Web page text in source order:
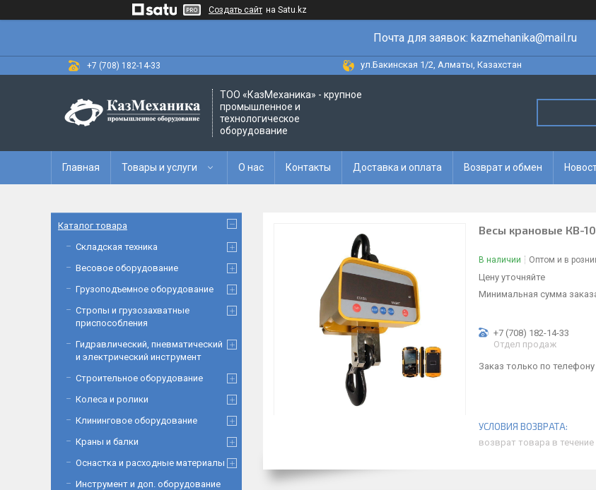
Создать сайт на Satu.kz
Почта для заявок: kazmehanika@mail.ru
+7 (708) 182-14-33 ул.Бакинская 1/2, Алматы, Казахстан
ТОО «‎КазМеханика» - крупное
промышленное и
технологическое
оборудование
Главная Товары и услуги О нас Контакты Доставка и оплата Возврат и обмен
Весы крановые КВ-
В наличии Оптом и в
Цену уточняйте
Минимальная сумма
+7 (708) 182-14-33
Отдел продаж
Заказ только по телефону
возврат товара в течение
Каталог товара
Складская техника
Весовое оборудование
Грузоподъемное оборудование
Стропы и грузозахватные
приспособления
Гидравлический, пневматический
и электрический инструмент
Строительное оборудование
Колеса и ролики
Клининговое оборудование
Краны и балки
Оснастка и расходные материалы
Инструмент и доп. оборудование